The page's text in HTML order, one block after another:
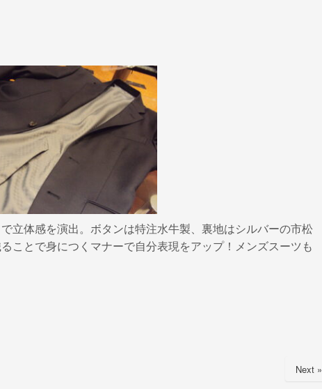
立体感を演出。ボタンは特注水牛製、裏地はシルバーの市松
ことで身につくマナーで自分表現をアップ！メンズスーツも
Next »